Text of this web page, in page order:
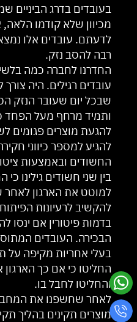
בעובדים בדרג הביניים
מכיוון שלא קודמו
לדעתם. עובדים אלו
רבה להסב נזק.
החדרנו לחברה כמה
עובדים רגילים. היה
שבכל יום שעובר הנזק
ותמיד מרחף מעל הפחד
להגעת מוצרים פגומים
להגיע למספר כיווני
החשודים ובאמצעות
בין שני חשודים גילינו
למוטט את הארגון
להקשיב לרעיונות
בדמות פיטורין אם ינסו
הבכירה. העובדים
בעלי אחריות מקיפה על
החליטו כי אם כך הארגון
והחליטו לחבל בו.
לאחר שחשפנו את
מוצרים תקינים בהליך